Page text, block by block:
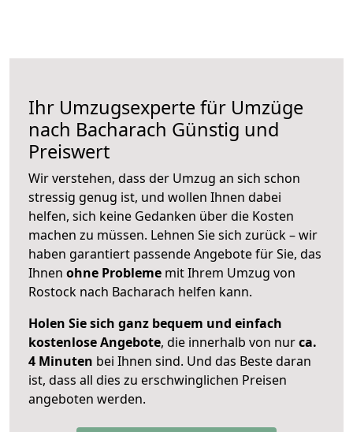
Ihr Umzugsexperte für Umzüge
nach Bacharach Günstig und
Preiswert
Wir verstehen, dass der Umzug an sich schon
stressig genug ist, und wollen Ihnen dabei
helfen, sich keine Gedanken über die Kosten
machen zu müssen. Lehnen Sie sich zurück – wir
haben garantiert passende Angebote für Sie, das
Ihnen ohne Probleme mit Ihrem Umzug von
Rostock nach Bacharach helfen kann.
Holen Sie sich ganz bequem und einfach
kostenlose Angebote, die innerhalb von nurca.
4 Minuten bei Ihnen sind. Und das Beste daran
ist, dass all dies zu erschwinglichen Preisen
angeboten werden.